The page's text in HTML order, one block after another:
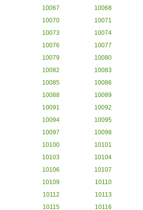
10067
10068
10070
10071
10073
10074
10076
10077
10079
10080
10082
10083
10085
10086
10088
10089
10091
10092
10094
10095
10097
10098
10100
10101
10103
10104
10106
10107
10109
10110
10112
10113
10115
10116